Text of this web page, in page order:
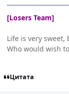
[Losers Team]
Life is very sweet,
Who would wish
Цитата